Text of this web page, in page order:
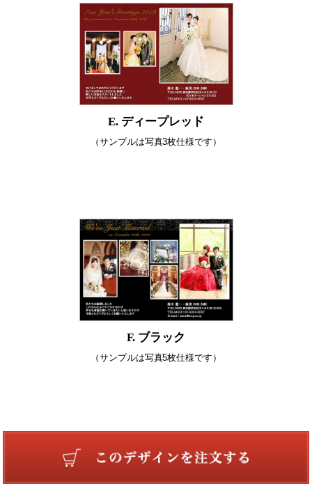
E. ディープレッド
（サンプルは写真3枚仕様です）
F. ブラック
（サンプルは写真5枚仕様です）